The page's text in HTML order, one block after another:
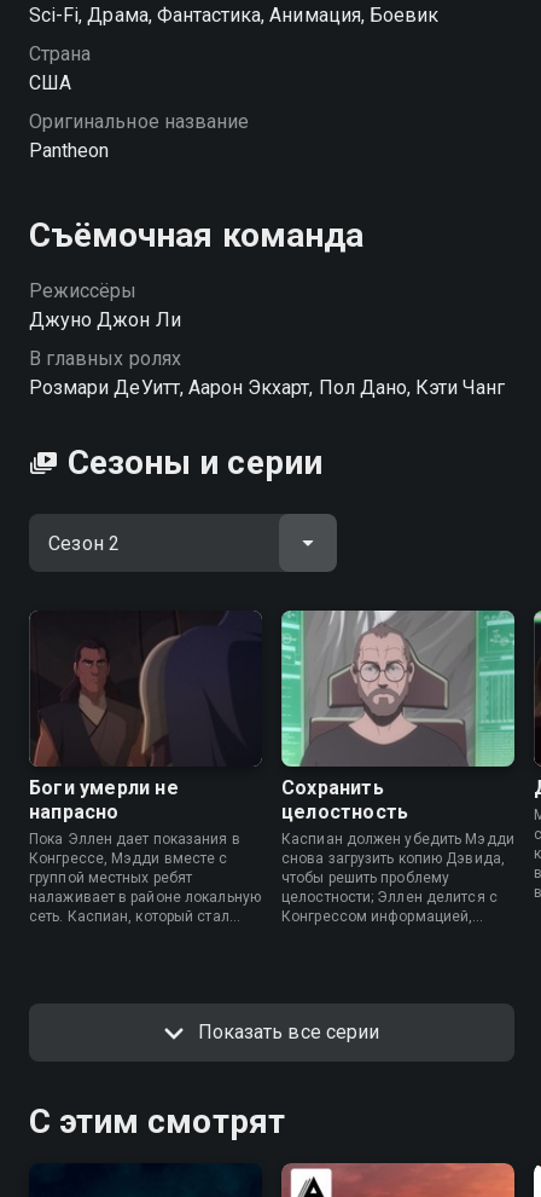
качестве на Смотрёшке
Sci-Fi, Драма, Фантастика, Анимация, Боевик
Страна
США
Оригинальное название
Pantheon
Съёмочная команда
Режиссёры
Джуно Джон Ли
В главных ролях
Розмари ДеУитт, Аарон Экхарт, Пол Дано, Кэти Чанг
Сезоны и серии
Боги умерли не
напрасно
Пока Эллен дает показания в
Конгрессе, Мэдди вместе с
группой местных ребят
налаживает в районе локальную
сеть. Каспиан, который стал
другими ЗС ждёт помощи.
Сохранить
целостность
Каспиан должен убедить Мэдди
снова загрузить копию Дэвида,
чтобы решить проблему
целостности; Эллен делится с
Конгрессом информацией,
Показать все серии
С этим смотрят